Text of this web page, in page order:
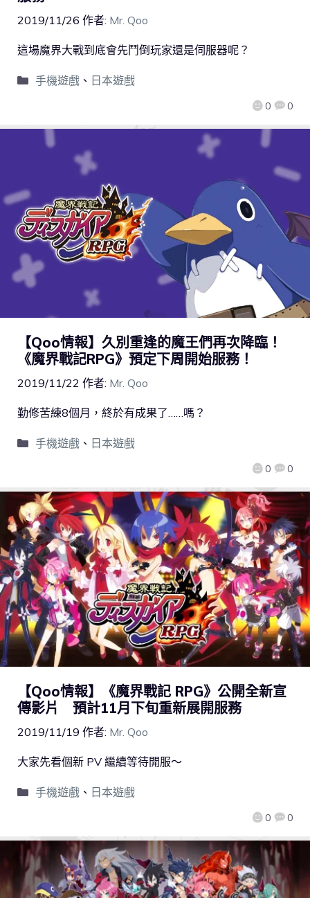
2019/11/26 作者: Mr. Qoo
0 0
這場魔界大戰到底會先鬥倒玩家還是伺服器呢？
手機遊戲、 日本遊戲
【Qoo情報】久別重逢的魔王們再次降臨！
《魔界戰記RPG》預定下周開始服務！
2019/11/22 作者: Mr. Qoo
0 0
勤修苦練8個月，終於有成果了……嗎？
手機遊戲、 日本遊戲
【Qoo情報】《魔界戰記 RPG》公開全新宣
傳影片 預計11月下旬重新展開服務
2019/11/19 作者: Mr. Qoo
0 0
大家先看個新 PV 繼續等待開服～
手機遊戲、 日本遊戲